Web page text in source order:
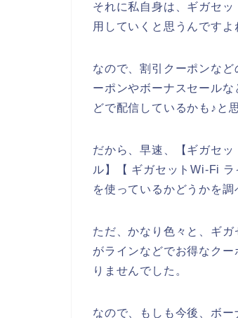
それに私自身は、ギガセ
用していくと思うんですよ
なので、割引クーポンな
ーポンやボーナスセール
どで配信しているかも♪と
だから、早速、【ギガセ
ル】【 ギガセットWi-Fi
を使っているかどうかを調
ただ、かなり色々と、ギ
がラインなどでお得なク
りませんでした。
なので、もしも今後、ボ